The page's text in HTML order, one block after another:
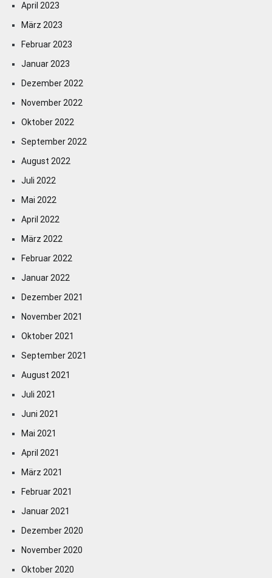
April 2023
März 2023
Februar 2023
Januar 2023
Dezember 2022
November 2022
Oktober 2022
September 2022
August 2022
Juli 2022
Mai 2022
April 2022
März 2022
Februar 2022
Januar 2022
Dezember 2021
November 2021
Oktober 2021
September 2021
August 2021
Juli 2021
Juni 2021
Mai 2021
April 2021
März 2021
Februar 2021
Januar 2021
Dezember 2020
November 2020
Oktober 2020